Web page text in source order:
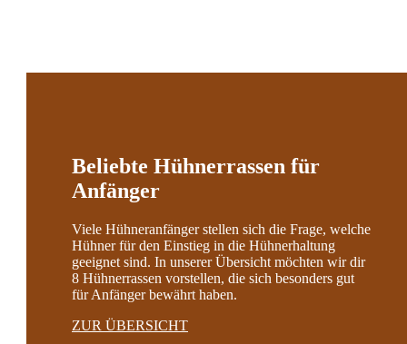
Beliebte Hühnerrassen für
Anfänger
Viele Hühneranfänger stellen sich die Frage, welche
Hühner für den Einstieg in die Hühnerhaltung
geeignet sind. In unserer Übersicht möchten wir dir
8 Hühnerrassen vorstellen, die sich besonders gut
für Anfänger bewährt haben.
ZUR ÜBERSICHT